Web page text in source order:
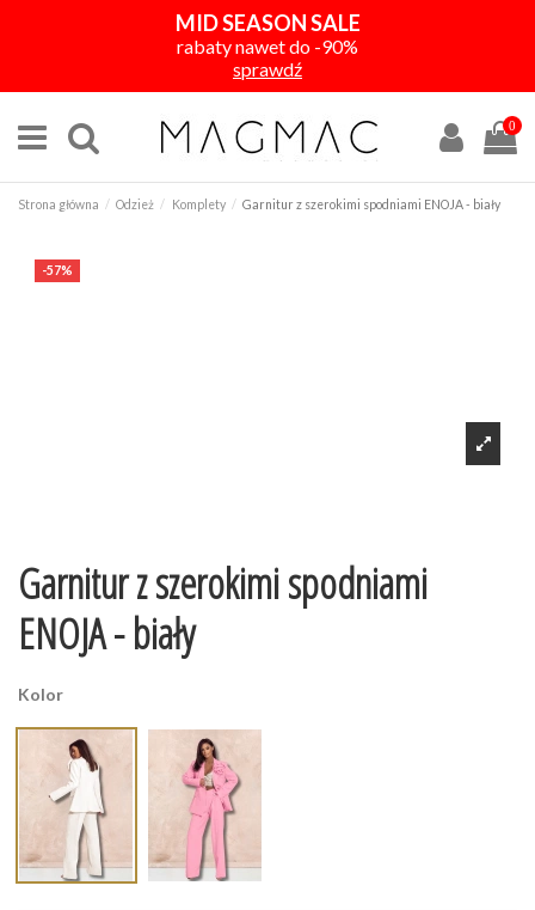
MID SEASON SALE
rabaty nawet do -90%
sprawdź
0
Strona główna Odzież Komplety Garnitur z szerokimi spodniami ENOJA - biały
-57%
Garnitur z szerokimi spodniami
ENOJA - biały
Kolor